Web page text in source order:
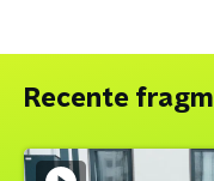
Recente